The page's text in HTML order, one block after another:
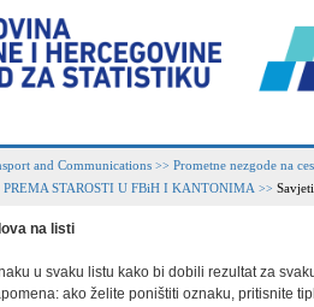
and Communications >> Prometne nezgode na
STAROSTI U FBiH I KANTONIMA >>
na listi
u svaku listu kako bi dobili rezultat za
ako želite poništiti oznaku, pritisnite